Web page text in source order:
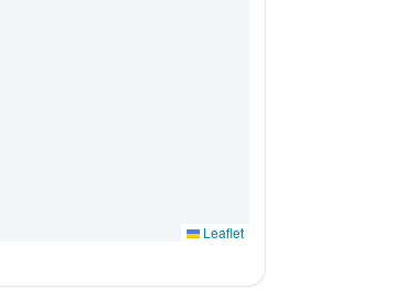
Leaflet